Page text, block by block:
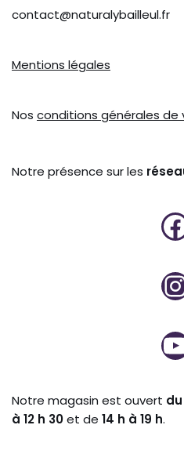
contact@naturalybailleul.fr
Mentions légales
Nos conditions générales de
Notre présence sur les
Notre magasin est ouvert
à 12 h 30et de 14 h à 19 h.